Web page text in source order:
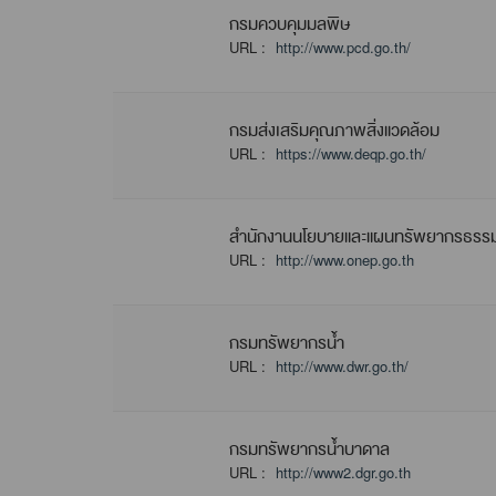
กรมควบคุมมลพิษ
URL : http://www.pcd.go.th/
กรมส่งเสริมคุณภาพสิ่งแวดล้อม
URL : https://www.deqp.go.th/
สํานักงานนโยบายและแผนทรัพยากรธร
URL : http://www.onep.go.th
กรมทรัพยากรน้ำ
URL : http://www.dwr.go.th/
กรมทรัพยากรน้ำบาดาล
URL : http://www2.dgr.go.th